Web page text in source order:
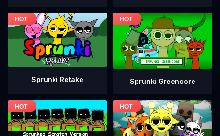
Sprunki Retake Sprunki Greencore